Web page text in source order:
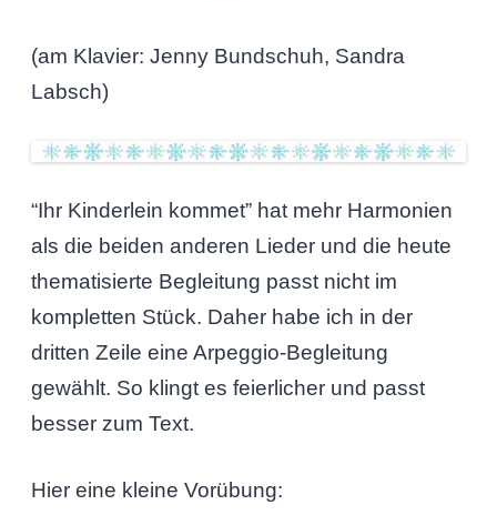
(am Klavier: Jenny Bundschuh, Sandra
Labsch)
“Ihr Kinderlein kommet” hat mehr Harmonien
als die beiden anderen Lieder und die heute
thematisierte Begleitung passt nicht im
kompletten Stück. Daher habe ich in der
dritten Zeile eine Arpeggio-Begleitung
gewählt. So klingt es feierlicher und passt
besser zum Text.
Hier eine kleine Vorübung: